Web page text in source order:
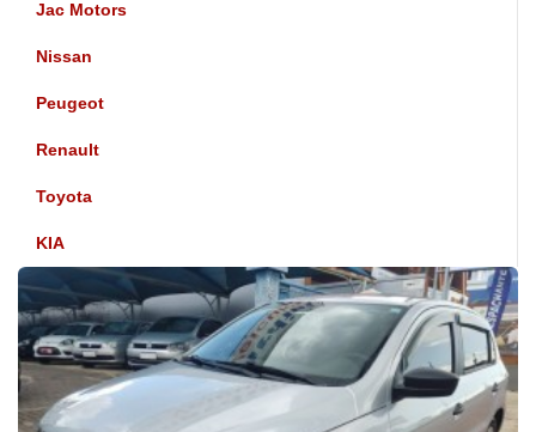
Jac Motors
Nissan
Peugeot
Renault
Toyota
KIA